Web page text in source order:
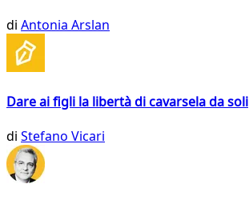
di Antonia Arslan
Dare ai figli la libertà di cavarsela da soli
di Stefano Vicari